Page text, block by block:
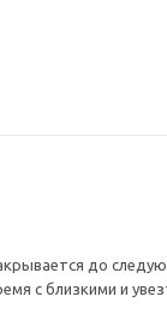
до
с близкими и